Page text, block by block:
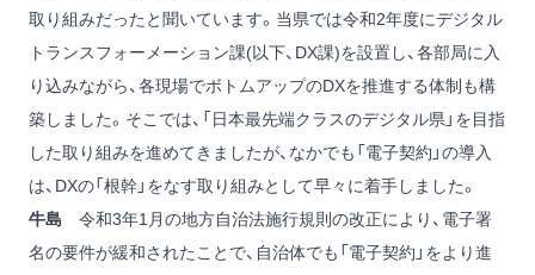
取り組みだったと聞いています。当県では令和2年度にデジタル
トランスフォーメーション課(以下、DX課)を設置し、各部局に入
り込みながら、各現場でボトムアップのDXを推進する体制も構
築しました。そこでは、「日本最先端クラスのデジタル県」を目指
した取り組みを進めてきましたが、なかでも「電子契約」の導入
は、DXの「根幹」をなす取り組みとして早々に着手しました。
牛島 令和3年1月の地方自治法施行規則の改正により、電子署
名の要件が緩和されたことで、自治体でも「電子契約」をより進